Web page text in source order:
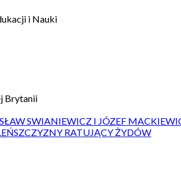
i Nauki
Brytanii
SWIANIEWICZ I JÓZEF
RATUJĄCY ŻYDÓW